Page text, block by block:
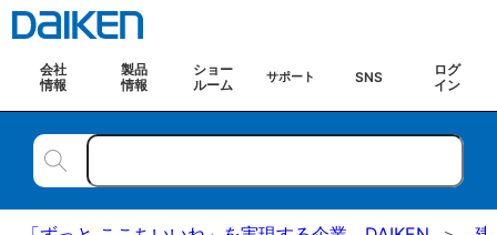
会社
情報
製品
情報
ショー
ルーム
サポート SNS
ログ
イン